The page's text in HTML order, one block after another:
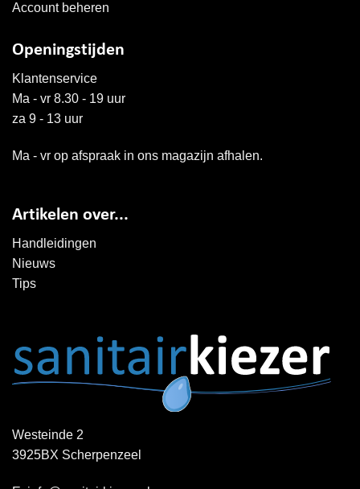
Account beheren
Openingstijden
Klantenservice
Ma - vr 8.30 - 19 uur
za 9 - 13 uur
Ma - vr op afspraak in ons magazijn afhalen.
Artikelen over...
Handleidingen
Nieuws
Tips
Westeinde 2
3925BX Scherpenzeel